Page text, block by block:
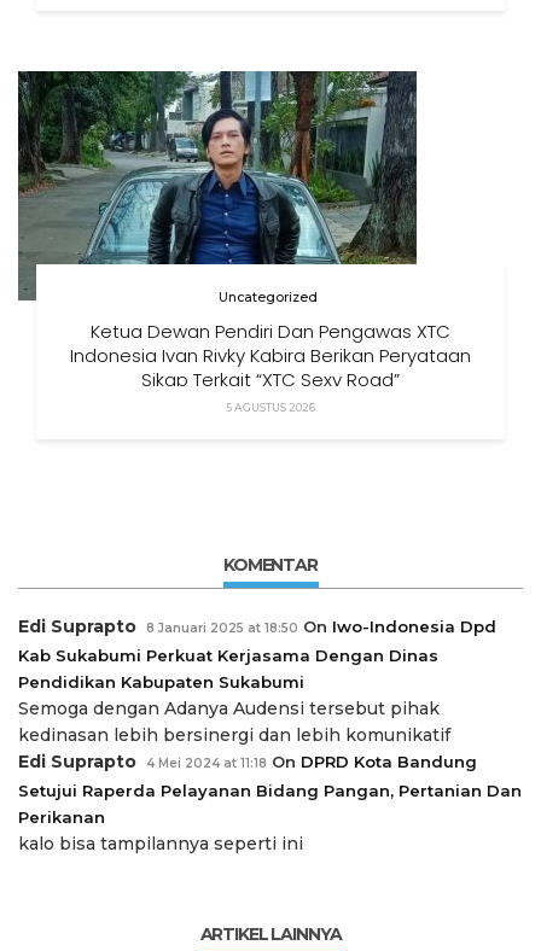
Uncategorized
Ketua Dewan Pendiri Dan Pengawas XTC
Indonesia Ivan Rivky Kabira Berikan Peryataan
Sikap Terkait “XTC Sexy Road”
5 AGUSTUS 2026
KOMENTAR
Edi Suprapto 8 Januari 2025 at 18:50 On Iwo-Indonesia Dpd
Kab Sukabumi Perkuat Kerjasama Dengan Dinas
Pendidikan Kabupaten Sukabumi
Semoga dengan Adanya Audensi tersebut pihak
kedinasan lebih bersinergi dan lebih komunikatif
Edi Suprapto
4 Mei 2024 at 11:18 On DPRD Kota Bandung
Setujui Raperda Pelayanan Bidang Pangan, Pertanian Dan
Perikanan
kalo bisa tampilannya seperti ini
ARTIKEL LAINNYA